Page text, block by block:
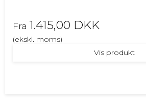
Fra 1.415,00 DKK
(ekskl. moms)
Vis produkt